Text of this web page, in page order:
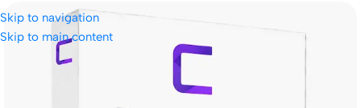
Skip to navigation
Skip to main content